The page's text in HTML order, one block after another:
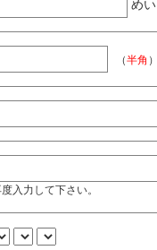
めい
（半角 ）
入力して下さい。